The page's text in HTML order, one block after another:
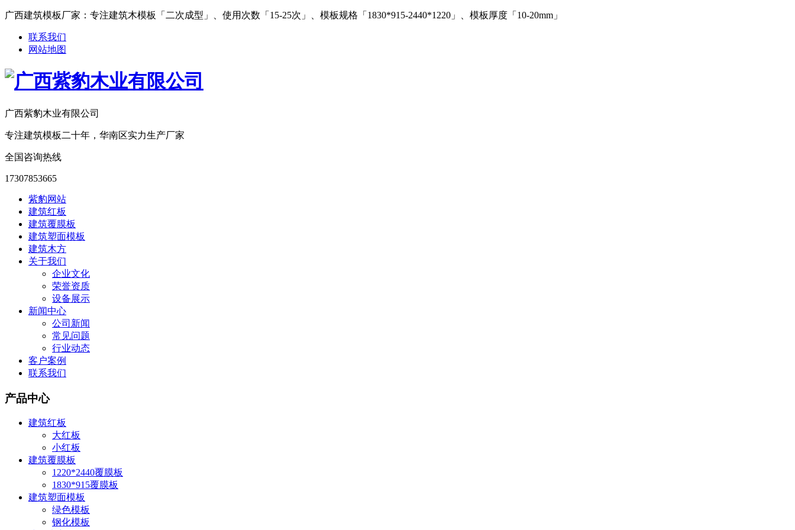
广西建筑模板厂家：专注建筑木模板「二次成型」、使用次数「15-25次」、模板规格「1830*915-2440*1220」、模板厚度「10-20mm」
联系我们
网站地图
广西紫豹木业有限公司
专注建筑模板二十年，华南区实力生产厂家
全国咨询热线
17307853665
紫豹网站
建筑红板
建筑覆膜板
建筑塑面模板
建筑木方
关于我们
企业文化
荣誉资质
设备展示
新闻中心
公司新闻
常见问题
行业动态
客户案例
联系我们
产品中心
建筑红板
大红板
小红板
建筑覆膜板
1220*2440覆膜板
1830*915覆膜板
建筑塑面模板
绿色模板
钢化模板